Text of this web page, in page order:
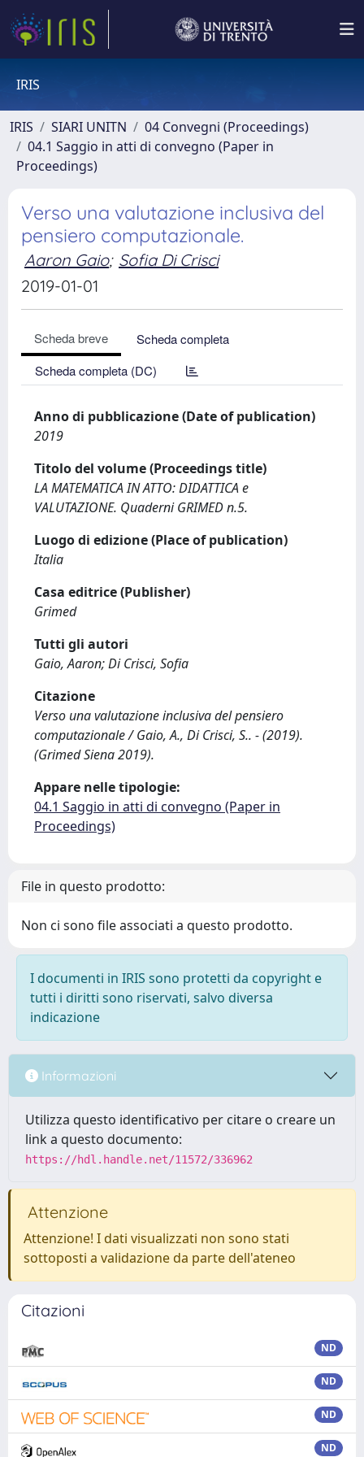
IRIS
IRIS SIARI UNITN
04 Convegni (Proceedings)
04.1 Saggio in atti di convegno (Paper in
Proceedings)
Verso una valutazione inclusiva del
pensiero computazionale.
Aaron Gaio; Sofia Di Crisci
2019-01-01
Scheda breve
Scheda completa
Scheda completa (DC)
Anno di pubblicazione (Date of publication)
2019
Titolo del volume (Proceedings title)
LA MATEMATICA IN ATTO: DIDATTICA e
VALUTAZIONE. Quaderni GRIMED n.5.
Luogo di edizione (Place of publication)
Italia
Casa editrice (Publisher)
Grimed
Tutti gli autori
Gaio, Aaron; Di Crisci, Sofia
Citazione
Verso una valutazione inclusiva del pensiero
computazionale / Gaio, A., Di Crisci, S.. - (2019).
(Grimed Siena 2019).
Appare nelle tipologie:
04.1 Saggio in atti di convegno (Paper in
Proceedings)
File in questo prodotto:
Non ci sono file associati a questo prodotto.
I documenti in IRIS sono protetti da copyright e
tutti i diritti sono riservati, salvo diversa
indicazione
Informazioni
Utilizza questo identificativo per citare o creare un
link a questo documento:
https://hdl.handle.net/11572/336962
Attenzione
Attenzione! I dati visualizzati non sono stati
sottoposti a validazione da parte dell'ateneo
Citazioni
ND
ND
ND
ND